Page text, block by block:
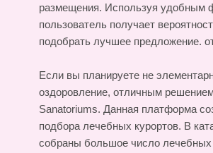
размещения. Используя удобным
пользователь получает
подобрать лучшее предложение.
Если вы планируете не
оздоровление, отличным
Sanatoriums. Данная платформа
подбора лечебных курортов. В
собраны большое число лечебных